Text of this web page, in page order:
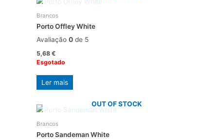
Brancos
Porto Offley White
Avaliação 0de 5
5,68 €
Esgotado
Ler mais
OUT OF STOCK
Brancos
Porto Sandeman White